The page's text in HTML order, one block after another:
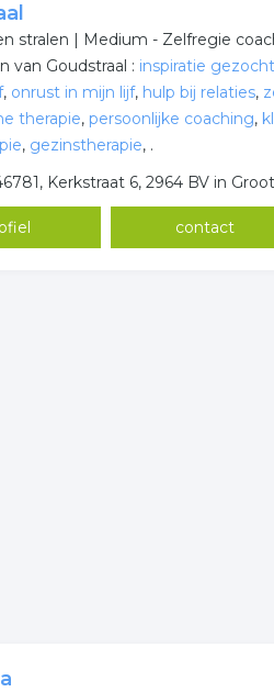
stralen | Medium - Zelfregie
van Goudstraal : inspiratie gezocht
, onrust in mijn lijf, hulp bij relaties,
therapie, persoonlijke coaching,
, gezinstherapie, .
Kerkstraat 6, 2964 BV in
contact